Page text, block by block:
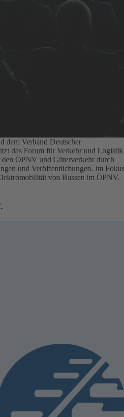
dem Verband Deutscher
das Forum für Verkehr und Logistik
ÖPNV und Güterverkehr durch
und Veröffentlichungen. Im Fokus
von Bussen im ÖPNV.